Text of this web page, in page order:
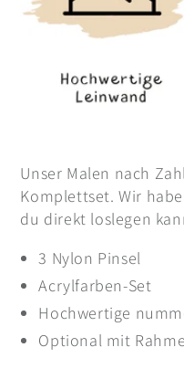
Unser Malen nach
Komplettset. Wir
du direkt loslegen
3 Nylon Pinsel
Acrylfarben-Set
Hochwertige
Optional mit